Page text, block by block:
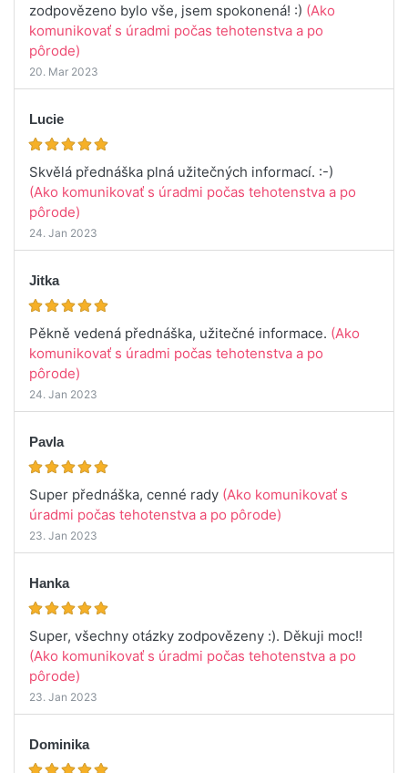
zodpovězeno bylo vše, jsem spokonená! :) (Ako
komunikovať s úradmi počas tehotenstva a po
pôrode)
20. Mar 2023
Lucie
Skvělá přednáška plná užitečných informací. :-)
(Ako komunikovať s úradmi počas tehotenstva a po
pôrode)
24. Jan 2023
Jitka
Pěkně vedená přednáška, užitečné informace. (Ako
komunikovať s úradmi počas tehotenstva a po
pôrode)
24. Jan 2023
Pavla
Super přednáška, cenné rady (Ako komunikovať s
úradmi počas tehotenstva a po pôrode)
23. Jan 2023
Hanka
Super, všechny otázky zodpovězeny :). Děkuji moc!!
(Ako komunikovať s úradmi počas tehotenstva a po
pôrode)
23. Jan 2023
Dominika